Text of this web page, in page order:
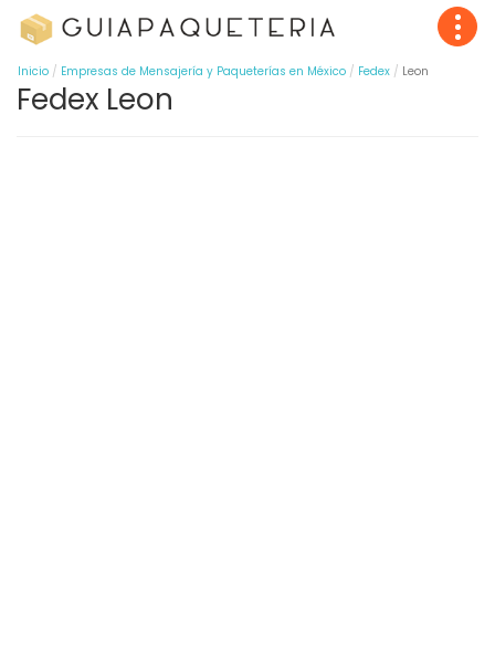
Inicio Empresas de Mensajería y Paqueterías en México Fedex Leon
Fedex Leon